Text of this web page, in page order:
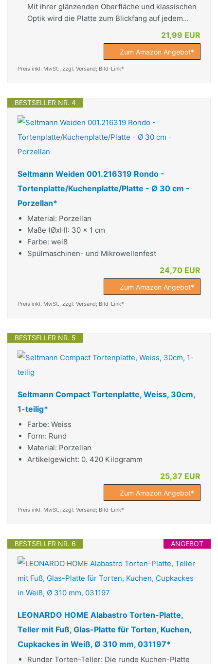
Mit ihrer glänzenden Oberfläche und klassischen
Optik wird die Platte zum Blickfang auf jedem...
21,99 EUR
Zum Amazon Angebot*
Preis inkl. MwSt., zzgl. Versand; Bild-Link*
BESTSELLER NR. 4
Seltmann Weiden 001.216319 Rondo -
Tortenplatte/Kuchenplatte/Platte - Ø 30 cm -
Porzellan*
Material: Porzellan
Maße (ØxH): 30 x 1 cm
Farbe: weiß
Spülmaschinen- und Mikrowellenfest
24,70 EUR
Zum Amazon Angebot*
Preis inkl. MwSt., zzgl. Versand; Bild-Link*
BESTSELLER NR. 5
Seltmann Compact Tortenplatte, Weiss, 30cm,
1-teilig*
Farbe: Weiss
Form: Rund
Material: Porzellan
Artikelgewicht: 0. 420 Kilogramm
25,37 EUR
Zum Amazon Angebot*
Preis inkl. MwSt., zzgl. Versand; Bild-Link*
ANGEBOT
BESTSELLER NR. 6
LEONARDO HOME Alabastro Torten-Platte,
Teller mit Fuß, Glas-Platte für Torten, Kuchen,
Cupkackes in Weiß, Ø 310 mm, 031197*
Runder Torten-Teller: Die runde Kuchen-Platte